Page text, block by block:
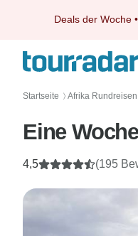
Deals der Woche •
Startseite 〉 Afrika Rundreisen
Eine
4,5 (195